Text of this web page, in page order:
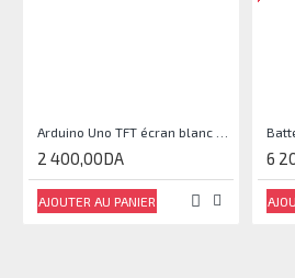
2 400,00DA
AJOUTER AU PANIER
6